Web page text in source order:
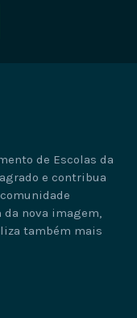
de Escolas da
e contribua
nova imagem,
também mais